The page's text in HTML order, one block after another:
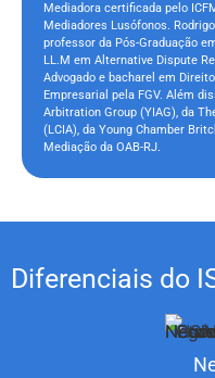
Mediadora certificada pelo
Mediadores Lusófonos.
professor da Pós-Graduação
LL.M em Alternative Dispute
Advogado e bacharel em
Empresarial pela FGV. Além
Arbitration Group (YIAG), da
(LCIA), da Young Chamber
Mediação da OAB-RJ.
Diferenciais do